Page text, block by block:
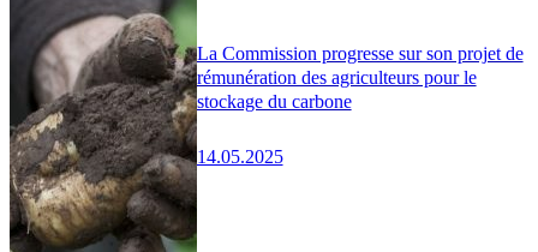
La Commission progresse sur son projet de
rémunération des agriculteurs pour le
stockage du carbone
14.05.2025